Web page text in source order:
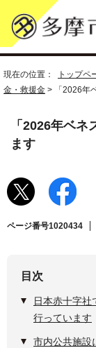
現在の位置： トップペ
金・救援金 > 「2026年
「2026年ベ
ます
ページ番号1020434
目次
日本赤十字
行っています
市内公共施設